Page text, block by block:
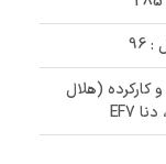
و کارکرده (هلال